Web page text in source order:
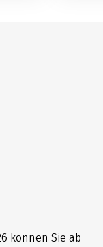
können Sie ab